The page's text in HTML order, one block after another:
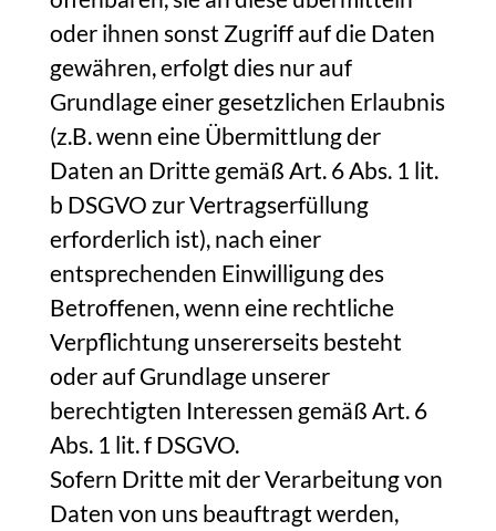
oder ihnen sonst Zugriff auf die Daten
gewähren, erfolgt dies nur auf
Grundlage einer gesetzlichen Erlaubnis
(z.B. wenn eine Übermittlung der
Daten an Dritte gemäß Art. 6 Abs. 1 lit.
b DSGVO zur Vertragserfüllung
erforderlich ist), nach einer
entsprechenden Einwilligung des
Betroffenen, wenn eine rechtliche
Verpflichtung unsererseits besteht
oder auf Grundlage unserer
berechtigten Interessen gemäß Art. 6
Abs. 1 lit. f DSGVO.
Sofern Dritte mit der Verarbeitung von
Daten von uns beauftragt werden,